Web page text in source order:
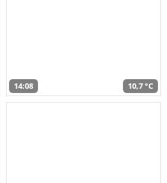
14:08 10,7 °C